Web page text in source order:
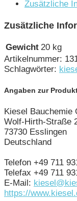
Zusätzliche
Zusätzliche
Gewicht 20 kg
Artikelnummer:
Schlagwörter:
Angaben zur
Kiesel Bauchemie
Wolf-Hirth-Straße
73730 Esslingen
Deutschland
Telefon +49 711
Telefax +49 711
E-Mail:
https://